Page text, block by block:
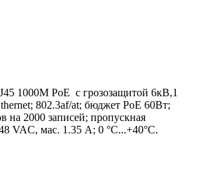
1000M PoE с грозозащитой 6кВ,1
802.3af/at; бюджет PoE 60Вт;
на 2000 записей; пропускная
VAC, мас. 1.35 A; 0 °C...+40°C.